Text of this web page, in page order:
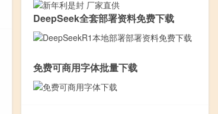
DeepSeek全套部署资料免费下载
免费可商用字体批量下载